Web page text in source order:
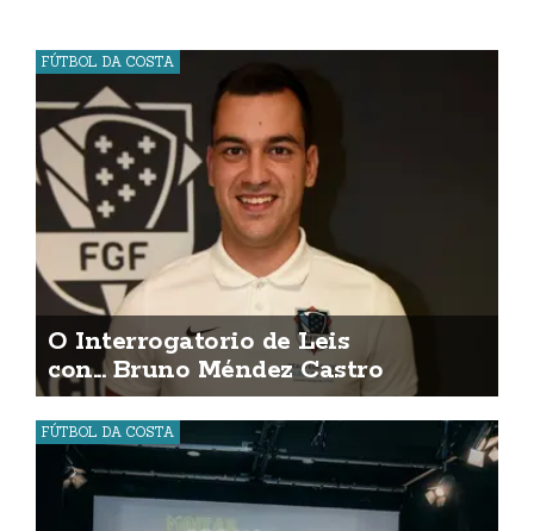
FÚTBOL DA COSTA
O Interrogatorio de Leis
con... Bruno Méndez Castro
FÚTBOL DA COSTA